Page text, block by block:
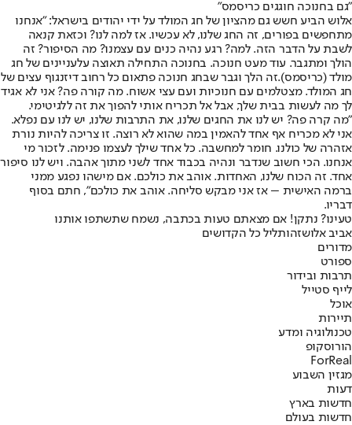
"גם בחנוכה חוגגים כריסמס"
אלוש הביע חשש גם מהציון של חג המולד על ידי יהודים בישראל: "אנחנו
מתחפשים בפורים, זה החג שלנו, לא עכשיו. אז למה לנו? וכזאת קנאה
לשבת על הדבר הזה. למה? רגע נהיה כנים עם עצמנו? מה הסיפור? זה
הולך ומתגבר. עוד מעט חנוכה. בחנוכה התחילה תאוצה עלעניינים של חג
מולד (כריסמס).זה הלך וגבר שבחג חנוכה פתאום כל רחוב דיזנגוף עצים של
חג המולד. מצטלמים עם חנוכיות ועם עצי אשוח. מה קורה פה? אני לא אגיד
לך מה לעשות בבית שלך, אבל אל תכריח אותי להפוך את זה ללגיטימי.
"מה קרה פה? יש לנו את החגים שלנו, את התרבות שלנו, יש לנו עם נפלא.
אני לא מכריח אף אחד להאמין במה שהוא לא רוצה. זו צריכה להיות נורת
אזהרה של כולנו. חומר למחשבה. כל אחד שילך לעצמו פנימה. לזכור מי
אנחנו. הכי חשוב שנדבר ונהיה בכבוד אחד לשני מתוך אהבה. ויש לנו סיפור
אחד. זה הכוח שלנו, האחדות. אוהב את כולכם. אם מישהו נפגע ממני
ברמה האישית – אז אני מבקש סליחה. אוהב את כולכם", חתם בסוף
דבריו.
טעינו? נתקן! אם מצאתם טעות בכתבה, נשמח שתשתפו אותנו
אביב אלושזהותליל כל הקדושים
מדורים
ספורט
תרבות ובידור
לייף סטייל
אוכל
תיירות
טכנולוגיה ומדע
הורוסקופ
ForReal
מגזין השבוע
דעות
חדשות בארץ
חדשות בעולם